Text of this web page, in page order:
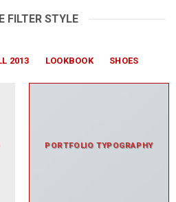
FILTER STYLE
2013 LOOKBOOK SHOES
PORTFOLIO TYPOGRAPHY